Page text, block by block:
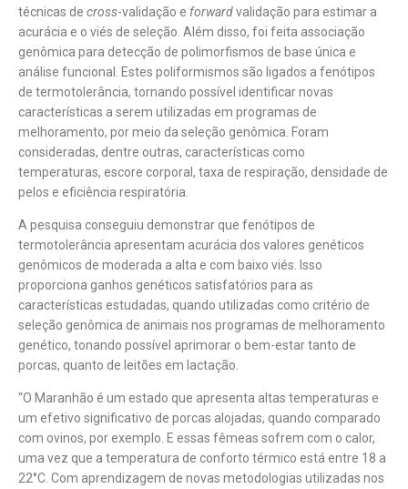
técnicas de cross-validação e forwardvalidação para estimar a
acurácia e o viés de seleção. Além disso, foi feita associação
genômica para detecção de polimorfismos de base única e
análise funcional. Estes poliformismos são ligados a fenótipos
de termotolerância, tornando possível identificar novas
características a serem utilizadas em programas de
melhoramento, por meio da seleção genômica. Foram
consideradas, dentre outras, características como
temperaturas, escore corporal, taxa de respiração, densidade de
pelos e eficiência respiratória.
A pesquisa conseguiu demonstrar que fenótipos de
termotolerância apresentam acurácia dos valores genéticos
genômicos de moderada a alta e com baixo viés. Isso
proporciona ganhos genéticos satisfatórios para as
características estudadas, quando utilizadas como critério de
seleção genômica de animais nos programas de melhoramento
genético, tonando possível aprimorar o bem-estar tanto de
porcas, quanto de leitões em lactação.
“O Maranhão é um estado que apresenta altas temperaturas e
um efetivo significativo de porcas alojadas, quando comparado
com ovinos, por exemplo. E essas fêmeas sofrem com o calor,
uma vez que a temperatura de conforto térmico está entre 18 a
22°C. Com aprendizagem de novas metodologias utilizadas nos